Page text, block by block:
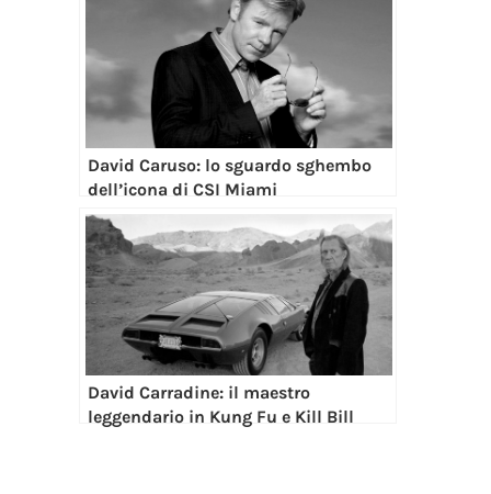
David Caruso: lo sguardo sghembo
dell’icona di CSI Miami
David Carradine: il maestro
leggendario in Kung Fu e Kill Bill